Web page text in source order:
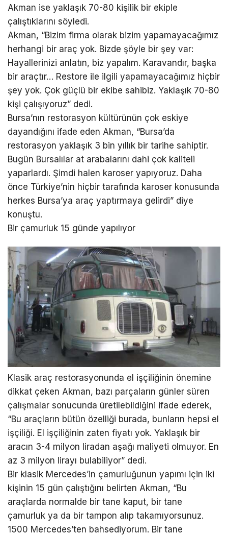
Akman ise yaklaşık 70-80 kişilik bir ekiple
çalıştıklarını söyledi.
Akman, “Bizim firma olarak bizim yapamayacağımız
herhangi bir araç yok. Bizde şöyle bir şey var:
Hayallerinizi anlatın, biz yapalım. Karavandır, başka
bir araçtır… Restore ile ilgili yapamayacağımız hiçbir
şey yok. Çok güçlü bir ekibe sahibiz. Yaklaşık 70-80
kişi çalışıyoruz” dedi.
Bursa’nın restorasyon kültürünün çok eskiye
dayandığını ifade eden Akman, “Bursa’da
restorasyon yaklaşık 3 bin yıllık bir tarihe sahiptir.
Bugün Bursalılar at arabalarını dahi çok kaliteli
yaparlardı. Şimdi halen karoser yapıyoruz. Daha
önce Türkiye’nin hiçbir tarafında karoser konusunda
herkes Bursa’ya araç yaptırmaya gelirdi” diye
konuştu.
Bir çamurluk 15 günde yapılıyor
Klasik araç restorasyonunda el işçiliğinin önemine
dikkat çeken Akman, bazı parçaların günler süren
çalışmalar sonucunda üretilebildiğini ifade ederek,
“Bu araçların bütün özelliği burada, bunların hepsi el
işçiliği. El işçiliğinin zaten fiyatı yok. Yaklaşık bir
aracın 3-4 milyon liradan aşağı maliyeti olmuyor. En
az 3 milyon lirayı bulabiliyor” dedi.
Bir klasik Mercedes’in çamurluğunun yapımı için iki
kişinin 15 gün çalıştığını belirten Akman, “Bu
araçlarda normalde bir tane kaput, bir tane
çamurluk ya da bir tampon alıp takamıyorsunuz.
1500 Mercedes’ten bahsediyorum. Bir tane